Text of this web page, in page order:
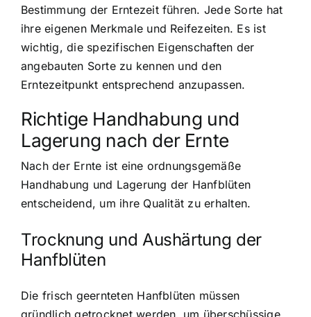
Bestimmung der Erntezeit führen. Jede Sorte hat
ihre eigenen Merkmale und Reifezeiten. Es ist
wichtig, die spezifischen Eigenschaften der
angebauten Sorte zu kennen und den
Erntezeitpunkt entsprechend anzupassen.
Richtige Handhabung und
Lagerung nach der Ernte
Nach der Ernte ist eine ordnungsgemäße
Handhabung und Lagerung der Hanfblüten
entscheidend, um ihre Qualität zu erhalten.
Trocknung und Aushärtung der
Hanfblüten
Die frisch geernteten Hanfblüten müssen